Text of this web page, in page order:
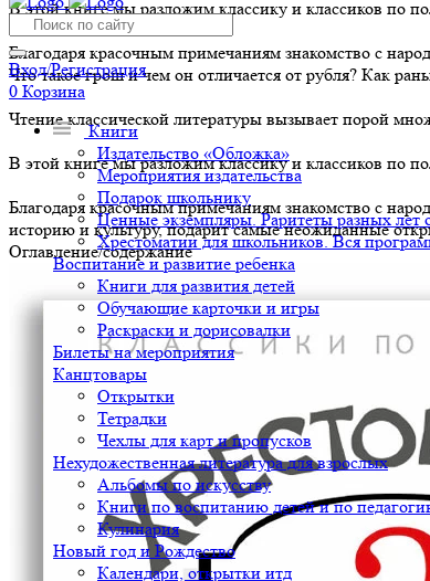
Вход/Регистрация
0 Корзина
Книги
Издательство «Обложка»
Мероприятия издательства
Подарок школьнику
Ценные экземпляры. Раритеты разных лет
Хрестоматии для школьников. Вся
Воспитание и развитие ребенка
Книги для развития детей
Обучающие карточки и игры
Раскраски и дорисовалки
Билеты на мероприятия
Канцтовары
Открытки
Тетрадки
Чехлы для карт и пропусков
Нехудожественная литература для взрослых
Альбомы по искусству
Книги по воспитанию детей и по
Кулинария
Новый год и Рождество
Календари, открытки итд
В этой книге мы разложим классику и классиков по
Благодаря красочным примечаниям знакомство с
Что такое грош и чем он отличается от рубля? Как
Чтение классической литературы вызывает порой
В этой книге мы разложим классику и классиков по
Благодаря красочным примечаниям знакомство с
историю и культуру, подарит самые неожиданные
Оглавление/содержание